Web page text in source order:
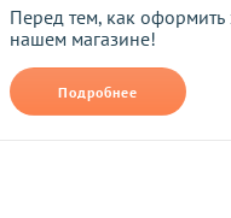
согласие на обработку
Прикрепить фото
В формате jpg, png, размером не
Перед тем, как оформить
нашем магазине!
Подробнее